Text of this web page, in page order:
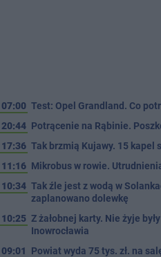
07:00 Test: Opel Grandland. Co
20:44 Potrącenie na Rąbinie.
17:36 Tak brzmią Kujawy. 15 kapel
11:16 Mikrobus w rowie.
10:34 Tak źle jest z wodą w
zaplanowano dolewkę
10:25 Z żałobnej karty. Nie żyje
Inowrocławia
09:01
Powiat wyda 75 tys. zł. na